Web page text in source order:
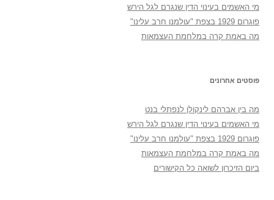
מי האשמים בעינוי הדין שנגרם לגל הירש
פוגרום 1929 בצפת "עולמנו חרב עלינו"
מה באמת קרה במלחמת העצמאות
פוסטים אחרונים
מה בין אברהם לינקולן לנפתלי בנט
מי האשמים בעינוי הדין שנגרם לגל הירש
פוגרום 1929 בצפת "עולמנו חרב עלינו"
מה באמת קרה במלחמת העצמאות
ביום הזיכרון לשואה כל הקישורים